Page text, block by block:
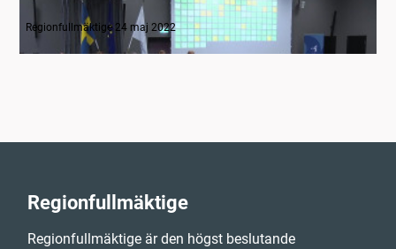
Inledande formalia
Regionfullmäktige 24 maj 2022
Regionfullmäktige
Regionfullmäktige är den högst beslutande